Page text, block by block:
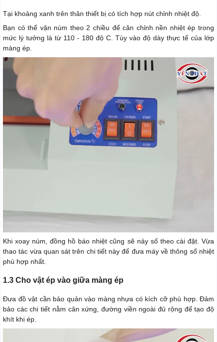
Tại khoảng xanh trên thân thiết bị có tích hợp nút chỉnh nhiệt độ.
Bạn có thể vặn núm theo 2 chiều để căn chỉnh nền nhiệt ép trong
mức lý tưởng là từ 110 - 180 độ C. Tùy vào độ dày thực tế của lớp
màng ép.
Khi xoay núm, đồng hồ báo nhiệt cũng sẽ nảy số theo cài đặt. Vừa
thao tác vừa quan sát trên chi tiết này để đưa máy về thông số nhiệt
phù hợp nhất.
1.3 Cho vật ép vào giữa màng ép
Đưa đồ vật cần bảo quản vào màng nhựa có kích cỡ phù hợp. Đảm
bảo các chi tiết nằm cân xứng, đường viền ngoài đủ rộng để tạo độ
khít khi ép.